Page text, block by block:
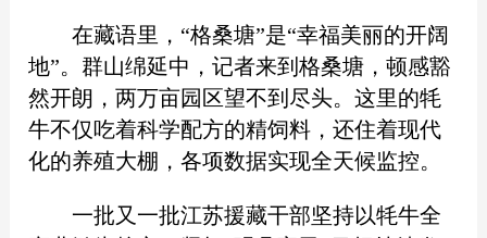
在藏语里，“格桑塘”是“幸福美丽的开阔
地”。群山绵延中，记者来到格桑塘，顿感豁
然开朗，两万亩园区望不到尽头。这里的牦
牛不仅吃着科学配方的精饲料，还住着现代
化的养殖大棚，各项数据实现全天候监控。
一批又一批江苏援藏干部坚持以牦牛全